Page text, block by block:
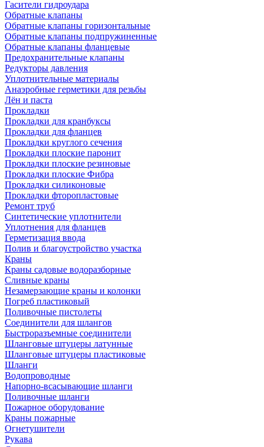
Гасители гидроудара
Обратные клапаны
Обратные клапаны горизонтальные
Обратные клапаны подпружиненные
Обратные клапаны фланцевые
Предохранительные клапаны
Редукторы давления
Уплотнительные материалы
Анаэробные герметики для резьбы
Лён и паста
Прокладки
Прокладки для кранбуксы
Прокладки для фланцев
Прокладки круглого сечения
Прокладки плоские паронит
Прокладки плоские резиновые
Прокладки плоские Фибра
Прокладки силиконовые
Прокладки фторопластовые
Ремонт труб
Синтетические уплотнители
Уплотнения для фланцев
Герметизация ввода
Полив и благоустройство участка
Краны
Краны садовые водоразборные
Сливные краны
Незамерзающие краны и колонки
Погреб пластиковый
Поливочные пистолеты
Соединители для шлангов
Быстроразъемные соединители
Шланговые штуцеры латунные
Шланговые штуцеры пластиковые
Шланги
Водопроводные
Напорно-всасывающие шланги
Поливочные шланги
Пожарное оборудование
Краны пожарные
Огнетушители
Рукава